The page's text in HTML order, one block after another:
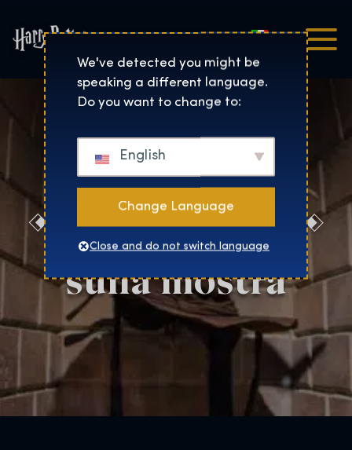
Harry Potter™: The
Italiano
Informazioni
sulla mostra
We've detected you might be
speaking a different language.
Do you want to change to:
English
Change Language
Close and do not switch language